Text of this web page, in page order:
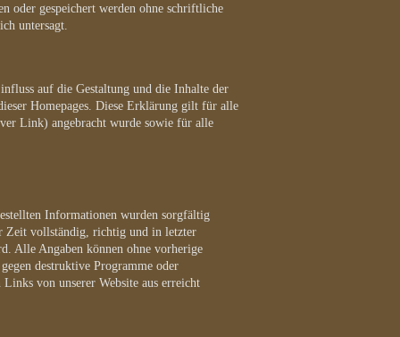
oder gespeichert werden ohne schriftliche
untersagt.
auf die Gestaltung und die Inhalte der
Homepages. Diese Erklärung gilt für alle
Link) angebracht wurde sowie für alle
Informationen wurden sorgfältig
Zeit vollständig, richtig und in letzter
Alle Angaben können ohne vorherige
destruktive Programme oder
von unserer Website aus erreicht